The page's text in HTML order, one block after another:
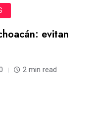
evitan
2 min read